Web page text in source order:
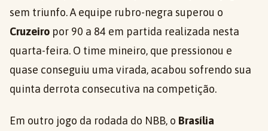
sem triunfo. A equipe rubro-negra superou o
Cruzeiro por 90 a 84 em partida realizada nesta
quarta-feira. O time mineiro, que pressionou e
quase conseguiu uma virada, acabou sofrendo sua
quinta derrota consecutiva na competição.
Em outro jogo da rodada do NBB, o Brasília